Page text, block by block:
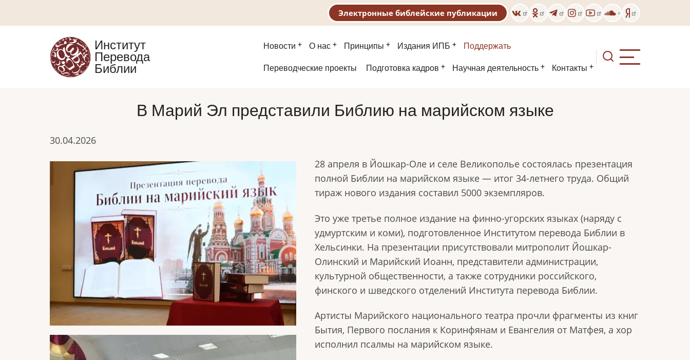
содержанию
Электронные библейские публикации
Институт
Перевода
Библии
Основная
навигация
Новости О нас Принципы Издания ИПБ Поддержать
Второе
Переводческие проекты Подготовка кадров Научная деятельность Контакты
В Марий Эл представили Библию на марийском языке
30.04.2026
28 апреля в Йошкар-Оле и селе Великополье состоялась презентация
полной Библии на марийском языке — итог 34-летнего труда. Общий
тираж нового издания составил 5000 экземпляров.
Это уже третье полное издание на финно-угорских языках (наряду с
удмуртским и коми), подготовленное Институтом перевода Библии в
Хельсинки. На презентации присутствовали митрополит Йошкар-
Олинский и Марийский Иоанн, представители администрации,
культурной общественности, а также сотрудники российского,
финского и шведского отделений Института перевода Библии.
Артисты Марийского национального театра прочли фрагменты из книг
Бытия, Первого послания к Коринфянам и Евангелия от Матфея, а хор
исполнил псалмы на марийском языке.